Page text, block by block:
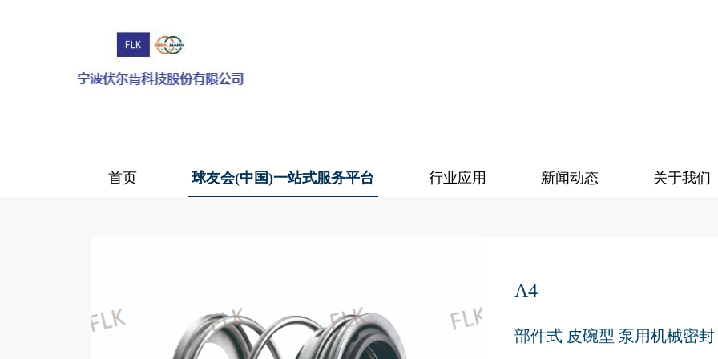
首页 球友会(中国)一站式服务平台 行业应用 新闻动态 关于我们
A4
部件式 皮碗型 泵用机械密封